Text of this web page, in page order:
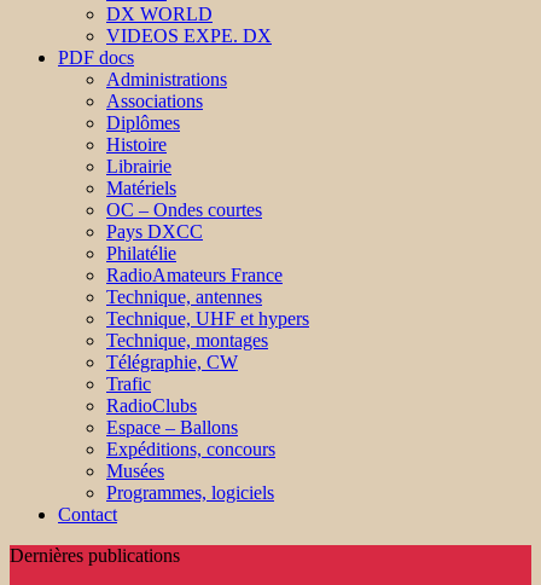
DX WORLD
VIDEOS EXPE. DX
PDF docs
Administrations
Associations
Diplômes
Histoire
Librairie
Matériels
OC – Ondes courtes
Pays DXCC
Philatélie
RadioAmateurs France
Technique, antennes
Technique, UHF et hypers
Technique, montages
Télégraphie, CW
Trafic
RadioClubs
Espace – Ballons
Expéditions, concours
Musées
Programmes, logiciels
Contact
Dernières publications